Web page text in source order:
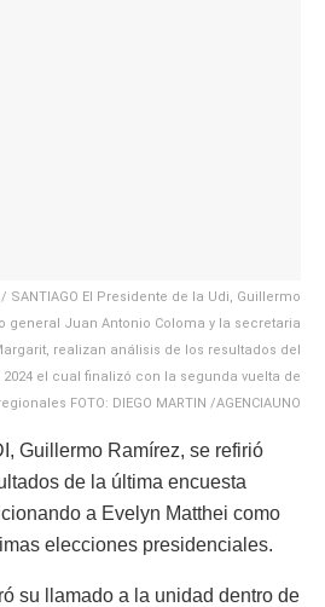
/ SANTIAGO El Presidente de la Udi, Guillermo
general Juan Antonio Coloma y la secretaria
realizan análisis de los resultados del
el cual finalizó con la segunda vuelta de
FOTO: DIEGO MARTIN /AGENCIAUNO
Guillermo Ramírez, se refirió
de la última encuesta
a Evelyn Matthei como
elecciones presidenciales.
su llamado a la unidad dentro de